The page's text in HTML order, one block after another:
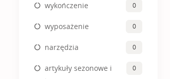
wykończenie 0
wyposażenie 0
narzędzia 0
artykuły sezonowe i
0